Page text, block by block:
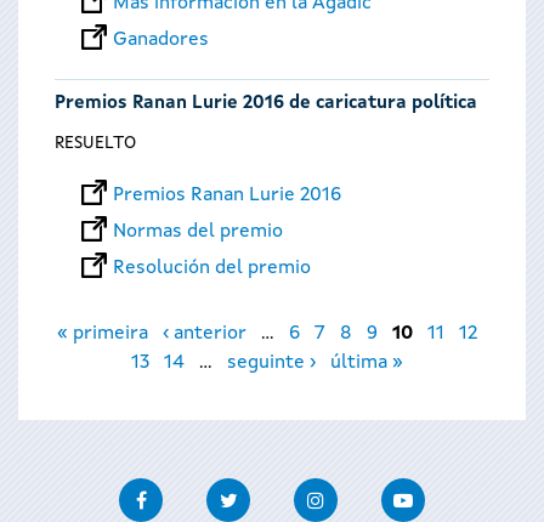
Más información en la Agadic
Ganadores
Premios Ranan Lurie 2016 de caricatura política
RESUELTO
Premios Ranan Lurie 2016
Normas del premio
Resolución del premio
Páginas
« primeira ‹ anterior … 6 7 8 9 10 11
12
13
14 … seguinte › última »
FacebookTwitter InstagramYoutube